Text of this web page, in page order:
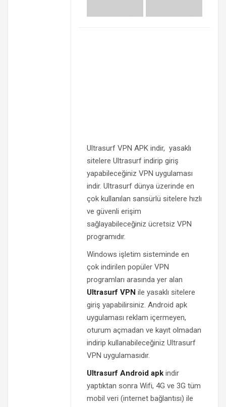
Ultrasurf VPN APK indir, yasaklı
sitelere Ultrasurf indirip giriş
yapabileceğiniz VPN uygulaması
indir. Ultrasurf dünya üzerinde en
çok kullanılan sansürlü sitelere hızlı
ve güvenli erişim
sağlayabileceğiniz ücretsiz VPN
programıdır.
Windows işletim sisteminde en
çok indirilen popüler VPN
programları arasında yer alan
Ultrasurf VPN ile yasaklı sitelere
giriş yapabilirsiniz. Android apk
uygulaması reklam içermeyen,
oturum açmadan ve kayıt olmadan
indirip kullanabileceğiniz Ultrasurf
VPN uygulamasıdır.
Ultrasurf Android apkindir
yaptıktan sonra Wifi, 4G ve 3G tüm
mobil veri (internet bağlantısı) ile